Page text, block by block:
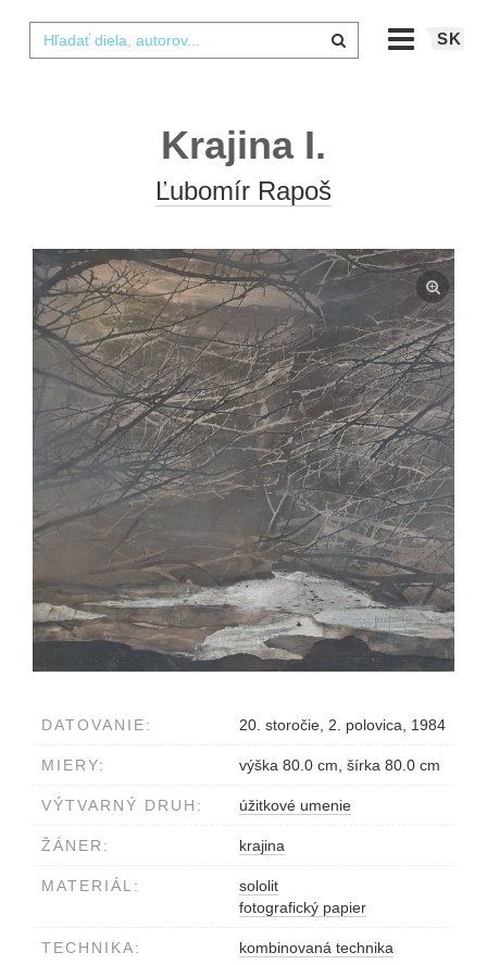
SK
Krajina I.
Ľubomír Rapoš
DATOVANIE: 20. storočie, 2. polovica, 1984
MIERY: výška 80.0 cm, šírka 80.0 cm
VÝTVARNÝ DRUH: úžitkové umenie
ŽÁNER: krajina
MATERIÁL:
sololit
fotografický papier
TECHNIKA: kombinovaná technika